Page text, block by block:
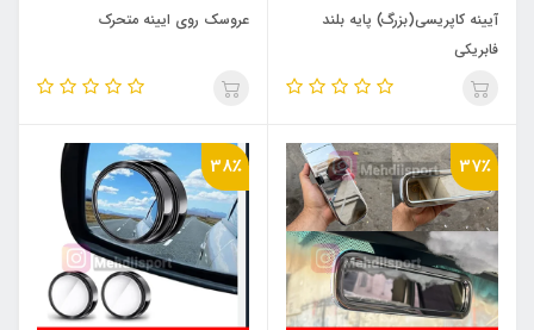
آیینه کاپریسی(بزرگ) پایه بلند
فابریکی
عروسک روی ایینه متحرک
37٪ 38٪